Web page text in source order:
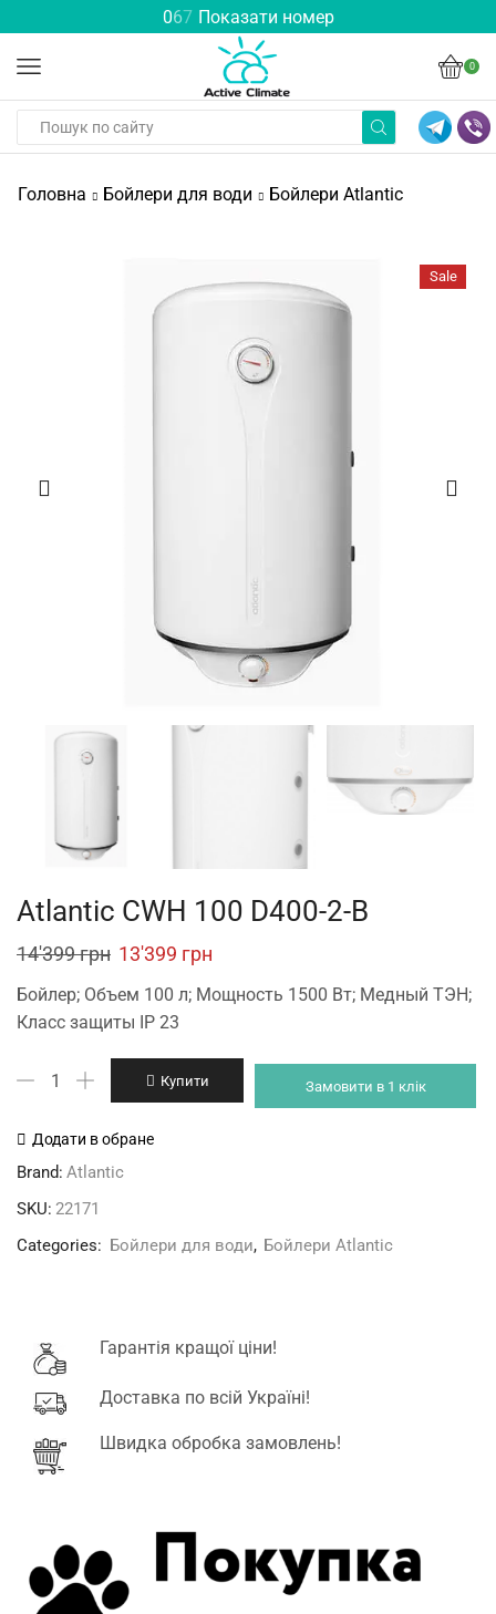
067 Показати номер
0
Головна Бойлери для води Бойлери Atlantic
Sale
Atlantic CWH 100 D400-2-B
14'399грн Original
price
was:
13'399 грн
Бойлер; Объем 100 л; Мощность 1500 Вт; Медный ТЭН;
Класс защиты IP 23
Atlantic
100
B
кількість
Купити Замовити в 1 клік
Додати в обране
Brand: Atlantic
SKU: 22171
Categories: Бойлери для води, Бойлери Atlantic
Гарантія кращої ціни!
Доставка по всій Україні!
Швидка обробка замовлень!